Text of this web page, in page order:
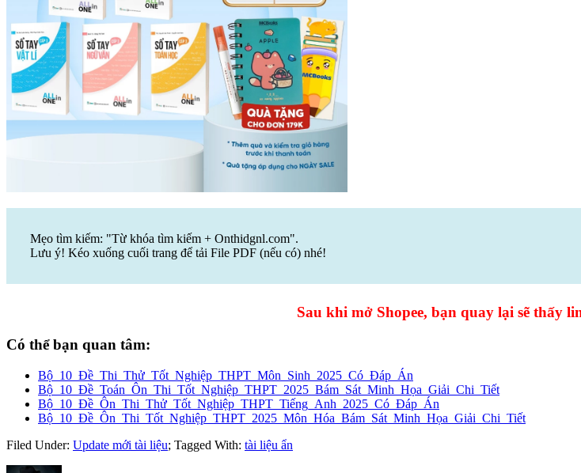
Mẹo tìm kiếm: "Từ khóa tìm kiếm + Onthidgnl.com".
Lưu ý! Kéo xuống cuối trang để tải File PDF (nếu có) nhé!
Sau khi mở Shopee, bạn quay lại sẽ thấy
Có thể bạn quan tâm:
Bộ_10_Đề_Thi_Thử_Tốt_Nghiệp_THPT_Môn_Sinh_2025_Có_Đáp_Án
Bộ_10_Đề_Toán_Ôn_Thi_Tốt_Nghiệp_THPT_2025_Bám_Sát_Minh_Họa_Giải_Chi_Tiết
Bộ_10_Đề_Ôn_Thi_Thử_Tốt_Nghiệp_THPT_Tiếng_Anh_2025_Có_Đáp_Án
Bộ_10_Đề_Ôn_Thi_Tốt_Nghiệp_THPT_2025_Môn_Hóa_Bám_Sát_Minh_Họa_Giải_Chi_Tiết
Filed Under: Update mới tài liệu; Tagged With: tài liệu ẩn